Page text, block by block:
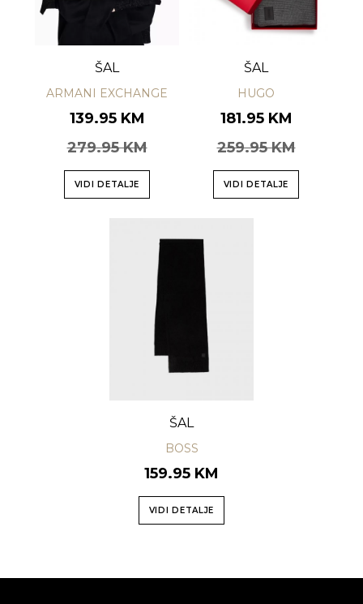
ŠAL
ARMANI EXCHANGE
139.95 KM
279.95 KM
VIDI DETALJE
ŠAL
HUGO
181.95 KM
259.95 KM
VIDI DETALJE
ŠAL
BOSS
159.95 KM
VIDI DETALJE